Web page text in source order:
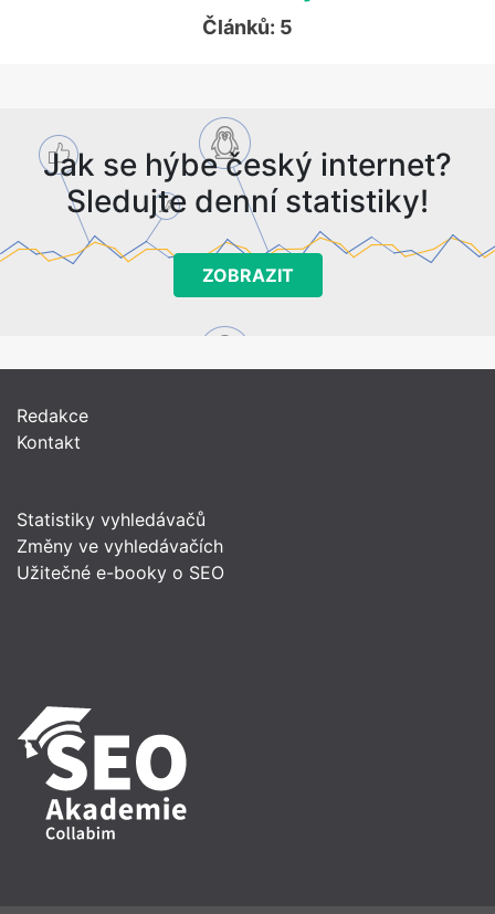
Článků: 5
Jak se hýbe český internet?
Sledujte denní statistiky!
ZOBRAZIT
Redakce
Kontakt
Statistiky vyhledávačů
Změny ve vyhledávačích
Užitečné e-booky o SEO